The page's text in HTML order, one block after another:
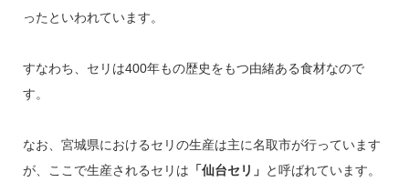
ったといわれています。
すなわち、セリは400年もの歴史をもつ由緒ある食材なので
す。
なお、宮城県におけるセリの生産は主に名取市が行っています
が、ここで生産されるセリは 「仙台セリ」 と呼ばれています。